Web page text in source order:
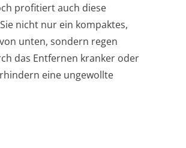
profitiert auch diese
nicht nur ein kompaktes,
unten, sondern regen
das Entfernen kranker oder
eine ungewollte